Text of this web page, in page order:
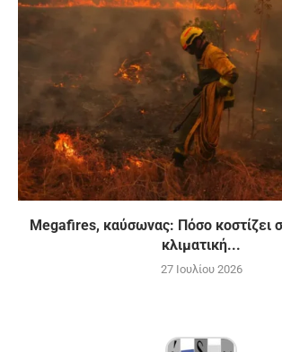
Megafires, καύσωνας: Πόσο κοστίζει
κλιματική...
27 Ιουλίου 2026